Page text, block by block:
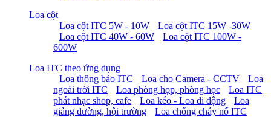
Loa cột
Loa cột ITC 5W - 10W
Loa cột ITC 15W -30W
Loa cột ITC 40W - 60W
Loa cột ITC 100W -
600W
Loa ITC theo ứng dụng
Loa thông báo ITC
Loa cho Camera - CCTV
Loa
ngoài trời ITC
Loa phòng họp, phòng học
Loa ITC
phát nhạc shop, cafe
Loa kéo - Loa di động
Loa
giảng đường, hội trường
Loa chống cháy nổ ITC